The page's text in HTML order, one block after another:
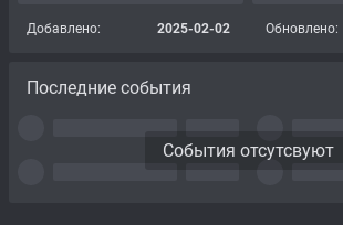
Добавлено: 2025-02-02 Обновлено:
Последние события
События отсутсвуют